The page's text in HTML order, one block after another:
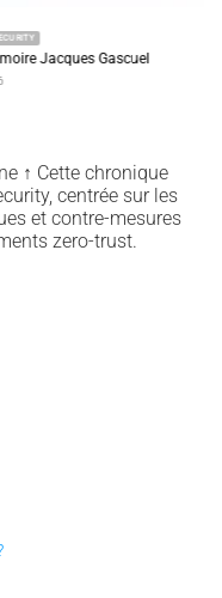
Jacques Gascuel
↑ Cette chronique
centrée sur les
et contre-mesures
zero-trust.